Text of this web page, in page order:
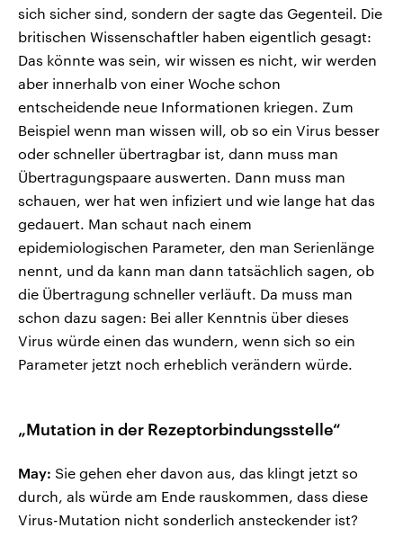
sich sicher sind, sondern der sagte das Gegenteil. Die
britischen Wissenschaftler haben eigentlich gesagt:
Das könnte was sein, wir wissen es nicht, wir werden
aber innerhalb von einer Woche schon
entscheidende neue Informationen kriegen. Zum
Beispiel wenn man wissen will, ob so ein Virus besser
oder schneller übertragbar ist, dann muss man
Übertragungspaare auswerten. Dann muss man
schauen, wer hat wen infiziert und wie lange hat das
gedauert. Man schaut nach einem
epidemiologischen Parameter, den man Serienlänge
nennt, und da kann man dann tatsächlich sagen, ob
die Übertragung schneller verläuft. Da muss man
schon dazu sagen: Bei aller Kenntnis über dieses
Virus würde einen das wundern, wenn sich so ein
Parameter jetzt noch erheblich verändern würde.
„Mutation in der Rezeptorbindungsstelle“
May: Sie gehen eher davon aus, das klingt jetzt so
durch, als würde am Ende rauskommen, dass diese
Virus-Mutation nicht sonderlich ansteckender ist?